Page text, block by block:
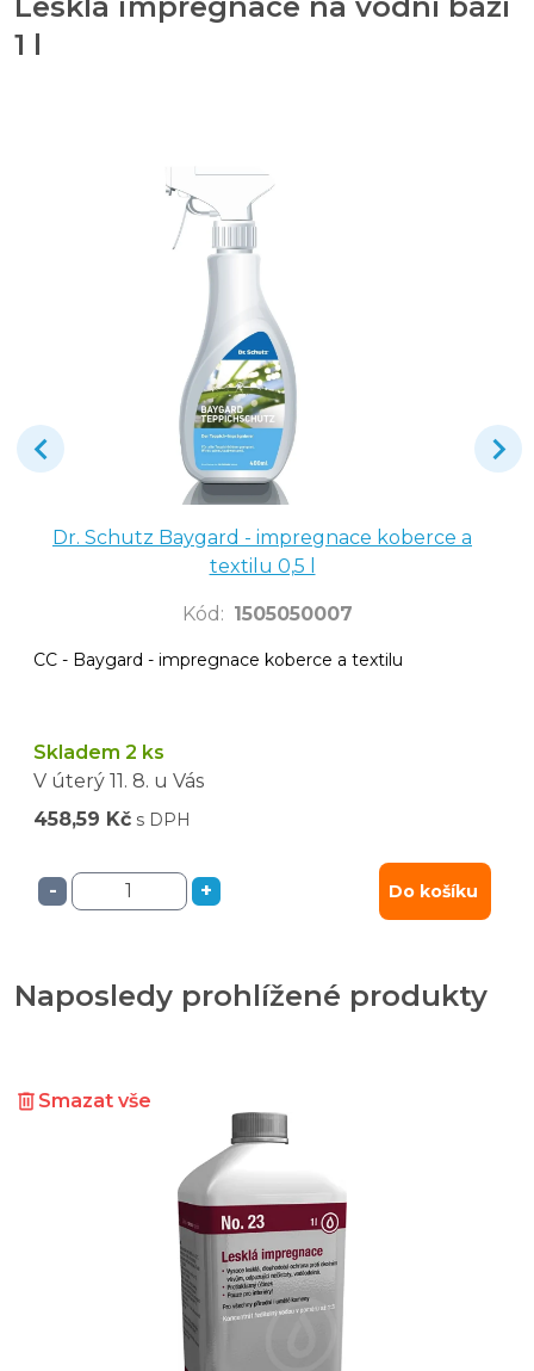
1 l
Dr. Schutz Baygard - impregnace koberce a
textilu 0,5 l
Kód : 1505050007
CC - Baygard - impregnace koberce a textilu
Skladem 2 ks
V úterý 11. 8. u Vás
458,59 Kč s DPH
- + Do košíku
Naposledy prohlížené produkty
Smazat vše